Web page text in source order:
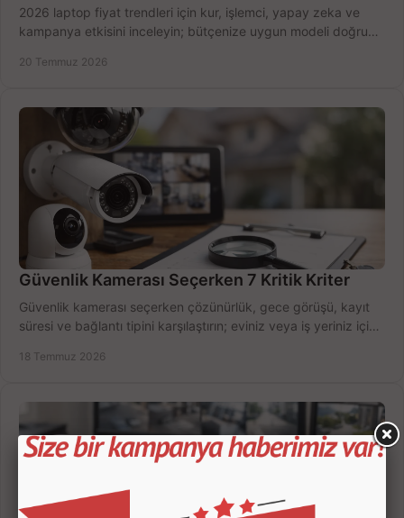
2026 laptop fiyat trendleri için kur, işlemci, yapay zeka ve
kampanya etkisini inceleyin; bütçenize uygun modeli doğru
20 Temmuz 2026
Güvenlik Kamerası Seçerken 7 Kritik Kriter
Güvenlik kamerası seçerken çözünürlük, gece görüşü, kayıt
süresi ve bağlantı tipini karşılaştırın; eviniz veya iş yeriniz için
18 Temmuz 2026